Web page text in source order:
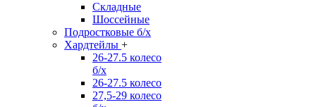
Складные
Шоссейные
Подростковые б/х
Хардтейлы +
26-27.5 колесо
б/х
26-27.5 колесо
27,5-29 колесо